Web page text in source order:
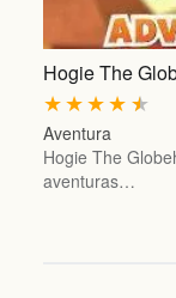
Hogie The
★
★
★
★
★
Aventura
Hogie The
aventuras…